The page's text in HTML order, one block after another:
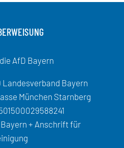
AfD Bayern
Bayern
München Starnberg
+ Anschrift für